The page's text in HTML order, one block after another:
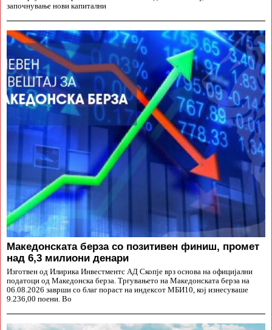
започнување нови капитални
Македонската берза со позитивен финиш, промет
над 6,3 милиони денари
Изготвен од Илирика Инвестментс АД Скопје врз основа на официјални
податоци од Македонска берза. Тргувањето на Македонската берза на
06.08.2026 заврши со благ пораст на индексот МБИ10, кој изнесуваше
9.236,00 поени. Во